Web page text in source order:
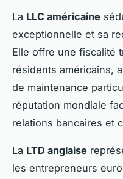
La LLC américaine
exceptionnelle et sa
Elle offre une fiscalité
résidents américains,
de maintenance
réputation mondiale
relations bancaires et
La LTD anglaise
les entrepreneurs